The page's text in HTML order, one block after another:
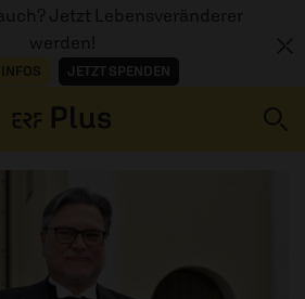
Jetzt Lebensveränderer
werden!
JETZT SPENDEN